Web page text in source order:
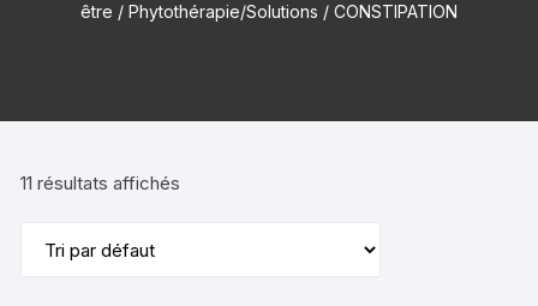
être / Phytothérapie/Solutions / CONSTIPATION
11 résultats affichés